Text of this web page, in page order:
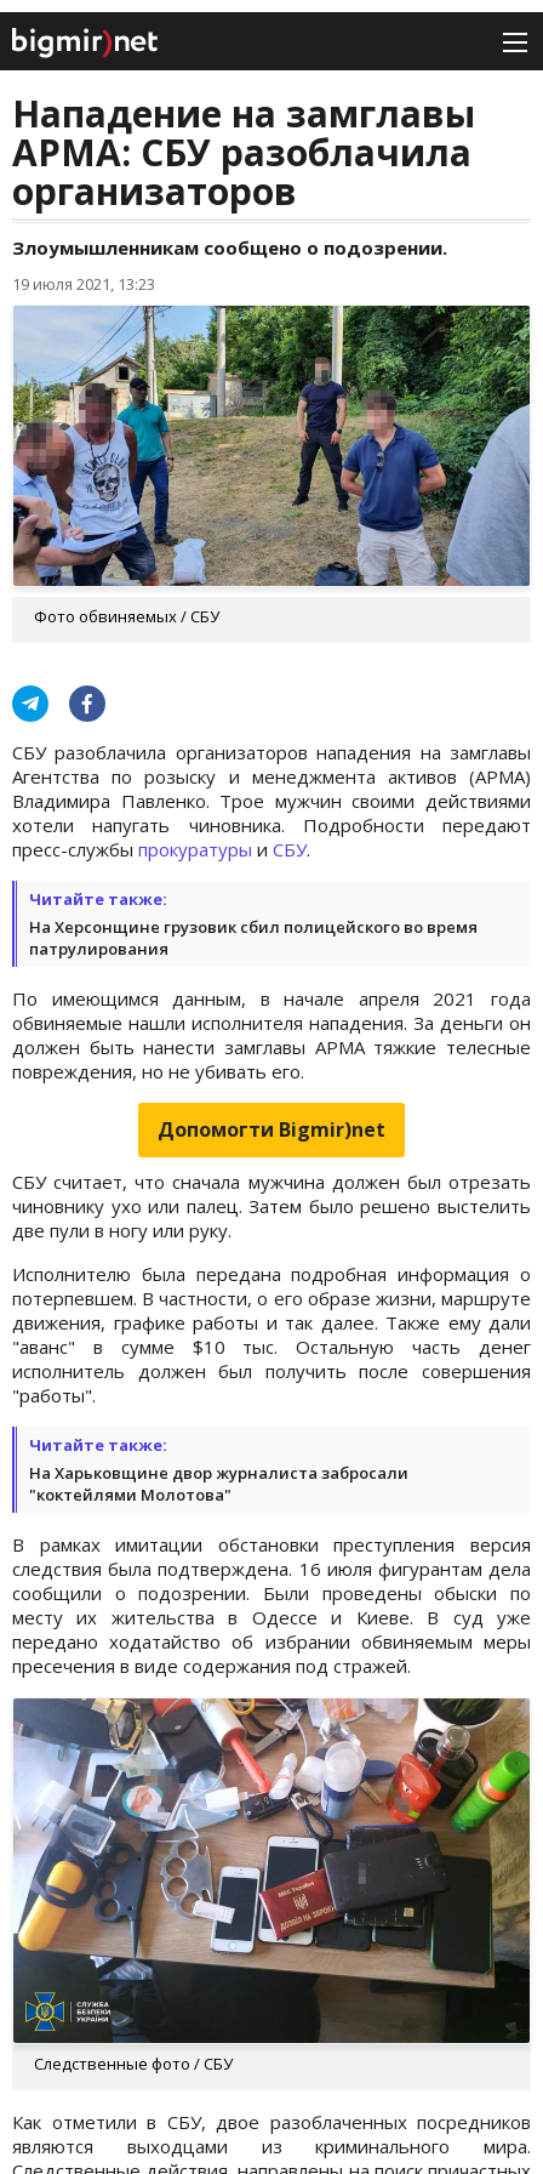
Нападение на замглавы
АРМА: СБУ разоблачила
организаторов
Злоумышленникам сообщено о подозрении.
19 июля 2021, 13:23
Фото обвиняемых / СБУ
СБУ разоблачила организаторов нападения на замглавы
Агентства по розыску и менеджмента активов (АРМА)
Владимира Павленко. Трое мужчин своими действиями
хотели напугать чиновника. Подробности передают
пресс-службы прокуратуры и СБУ.
Читайте также:
На Херсонщине грузовик сбил полицейского во время
патрулирования
По имеющимся данным, в начале апреля 2021 года
обвиняемые нашли исполнителя нападения. За деньги он
должен быть нанести замглавы АРМА тяжкие телесные
повреждения, но не убивать его.
Допомогти Bigmir)net
СБУ считает, что сначала мужчина должен был отрезать
чиновнику ухо или палец. Затем было решено выстелить
две пули в ногу или руку.
Исполнителю была передана подробная информация о
потерпевшем. В частности, о его образе жизни, маршруте
движения, графике работы и так далее. Также ему дали
"аванс" в сумме $10 тыс. Остальную часть денег
исполнитель должен был получить после совершения
"работы".
Читайте также:
На Харьковщине двор журналиста забросали
"коктейлями Молотова"
В рамках имитации обстановки преступления версия
следствия была подтверждена. 16 июля фигурантам дела
сообщили о подозрении. Были проведены обыски по
месту их жительства в Одессе и Киеве. В суд уже
передано ходатайство об избрании обвиняемым меры
пресечения в виде содержания под стражей.
Следственные фото / СБУ
Как отметили в СБУ, двое разоблаченных посредников
являются выходцами из криминального мира.